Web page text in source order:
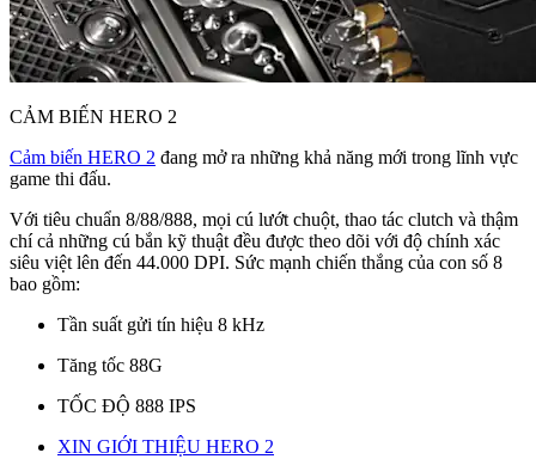
CẢM BIẾN HERO 2
Cảm biến HERO 2 đang mở ra những khả năng mới trong lĩnh vực
game thi đấu.
Với tiêu chuẩn 8/88/888, mọi cú lướt chuột, thao tác clutch và thậm
chí cả những cú bắn kỹ thuật đều được theo dõi với độ chính xác
siêu việt lên đến 44.000 DPI. Sức mạnh chiến thắng của con số 8
bao gồm:
Tần suất gửi tín hiệu 8 kHz
Tăng tốc 88G
TỐC ĐỘ 888 IPS
XIN GIỚI THIỆU HERO 2